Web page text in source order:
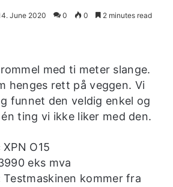
June 2020 0 0 2 minutes read
med ti meter slange.
henges rett på veggen. Vi
funnet den veldig enkel og
ting vi ikke liker med den.
XPN O15
eks mva
Testmaskinen kommer fra